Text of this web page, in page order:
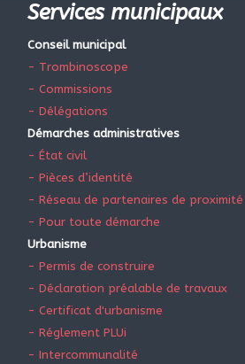
Services municipaux
Conseil municipal
- Trombinoscope
- Commissions
- Délégations
Démarches administratives
- État civil
- Pièces d’identité
- Réseau de partenaires de proximité
- Pour toute démarche
Urbanisme
- Permis de construire
- Déclaration préalable de travaux
- Certificat d'urbanisme
- Réglement PLUi
- Intercommunalité